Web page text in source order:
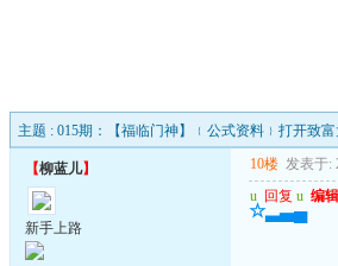
主题 : 015期：【福临门神】﹛公式资料﹜打开致富
【柳蓝儿】
新手上路
10楼 发表于:
u 回复 u 编辑
☆▂▃▄